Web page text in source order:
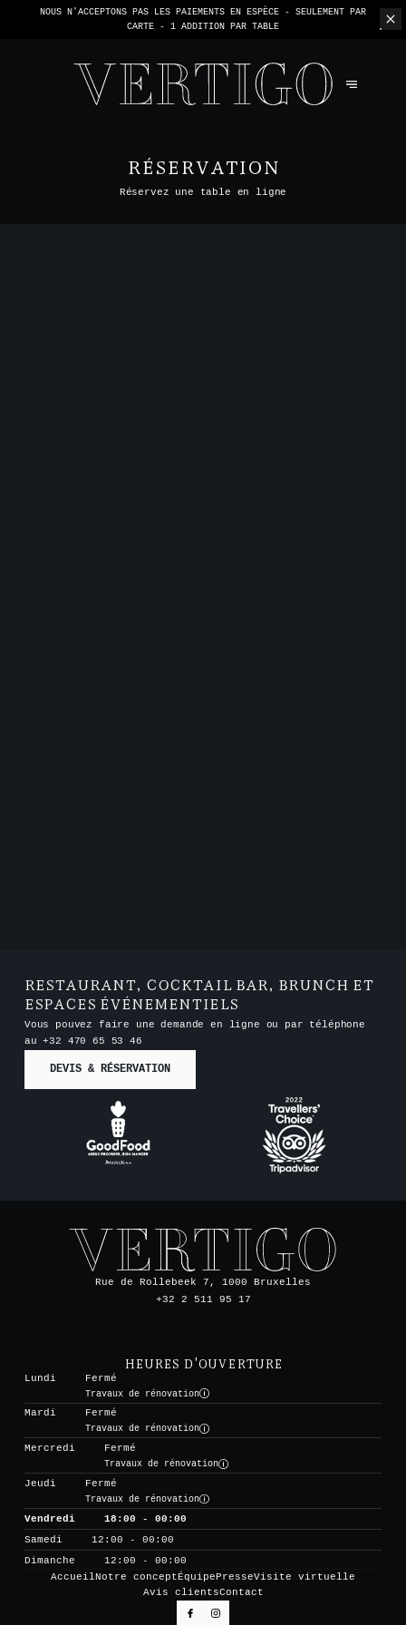
NOUS N'ACCEPTONS PAS LES PAIEMENTS EN ESPÈCE - SEULEMENT PAR
CARTE - 1 ADDITION PAR TABLE
RÉSERVATION
Réservez une table en ligne
RESTAURANT, COCKTAIL BAR, BRUNCH ET
ESPACES ÉVÉNEMENTIELS
Vous pouvez faire une demande en ligne ou par téléphone
au+32 470 65 53 46
DEVIS & RÉSERVATION
Rue de Rollebeek 7, 1000 Bruxelles
+32 2 511 95 17
HEURES D'OUVERTURE
Lundi
Fermé
Travaux de rénovation
Mardi
Fermé
Travaux de rénovation
Mercredi
Fermé
Travaux de rénovation
Jeudi
Fermé
Travaux de rénovation
Vendredi
18:00 - 00:00
Samedi
12:00 - 00:00
Dimanche
12:00 - 00:00
AccueilNotre conceptÉquipePresseVisite virtuelle
Avis clientsContact